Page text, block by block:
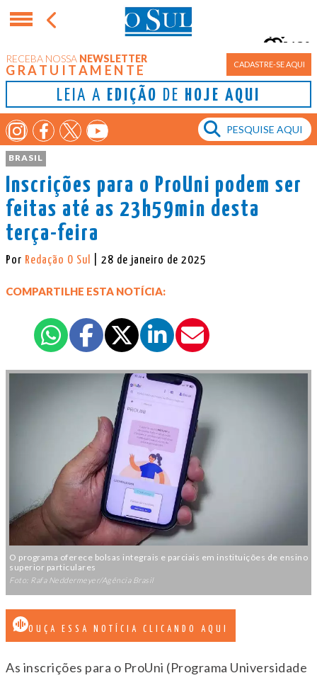
RECEBA NOSSA NEWSLETTER
GRATUITAMENTE CADASTRE-SE AQUI
LEIA A EDIÇÃO DE HOJE AQUI
Porto Alegre
13°
BRASIL
Inscrições para o ProUni podem ser
feitas até as 23h59min desta
terça-feira
Por Redação O Sul | 28 de janeiro de 2025
COMPARTILHE ESTA NOTÍCIA:
O programa oferece bolsas integrais e parciais em instituições de ensino
superior particulares
Foto: Rafa Neddermeyer/Agência Brasil
OUÇA ESSA NOTÍCIA CLICANDO AQUI
As inscrições para o ProUni (Programa Universidade